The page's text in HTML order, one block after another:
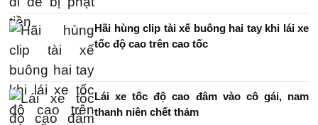
Hãi hùng clip tài xế buông hai tay khi lái xe
tốc độ cao trên cao tốc
Lái xe tốc độ cao đâm vào cô gái, nam
thanh niên chết thảm